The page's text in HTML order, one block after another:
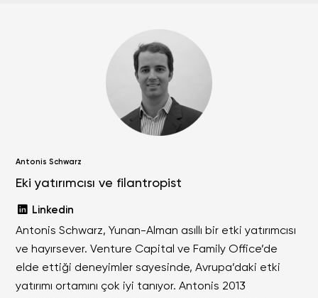
Antonis Schwarz
Eki yatırımcısı ve filantropist
Linkedin
Antonis Schwarz, Yunan-Alman asıllı bir etki yatırımcısı
ve hayırsever. Venture Capital ve Family Office’de
elde ettiği deneyimler sayesinde, Avrupa’daki etki
yatırımı ortamını çok iyi tanıyor. Antonis 2013